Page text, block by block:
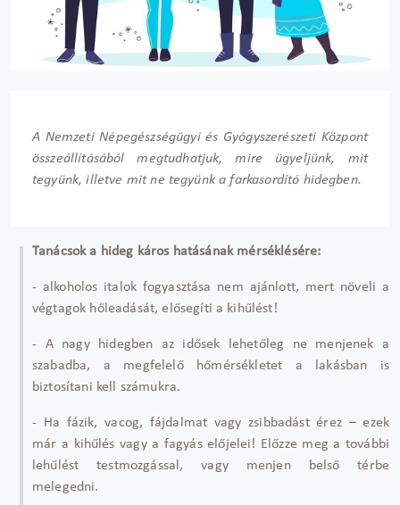
A Nemzeti Népegészségügyi és Gyógyszerészeti Központ
összeállításából megtudhatjuk, mire ügyeljünk, mit
tegyünk, illetve mit ne tegyünk a farkasordító hidegben.
Tanácsok a hideg káros hatásának mérséklésére:
- alkoholos italok fogyasztása nem ajánlott, mert növeli a
végtagok hőleadását, el ősegíti a kihűlést!
- A nagy hidegben az idősek lehetőleg ne menjenek a
szabadba, a megfelelő hőmérsékletet a lakásban is
biztosítani kell számukra.
- Ha fázik, vacog, fájdalmat vagy zsibbadást érez – ezek
már a kihűlés vagy a fagyás előjelei! Előzze meg a további
lehűl ést testmozgással, vagy menjen belső térbe
melegedni.